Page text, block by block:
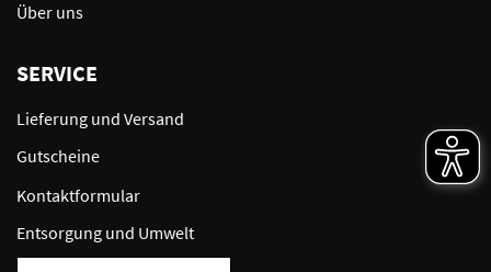
Über uns
SERVICE
Lieferung und Versand
Gutscheine
Kontaktformular
Entsorgung und Umwelt